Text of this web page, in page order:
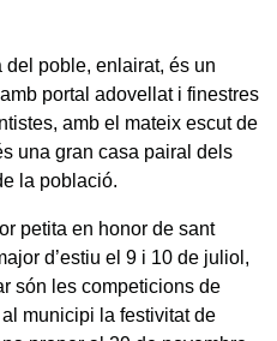
del poble, enlairat, és un
portal adovellat i finestres
amb el mateix escut de
una gran casa pairal dels
la població.
petita en honor de sant
d’estiu el 9 i 10 de juliol,
són les competicions de
municipi la festivitat de